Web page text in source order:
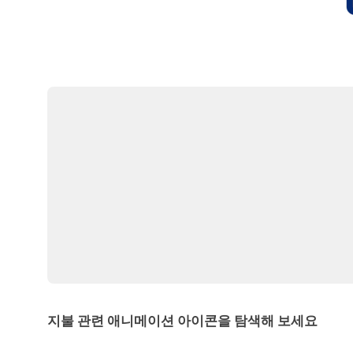
지불 관련 애니메이션 아이콘을 탐색해 보세요